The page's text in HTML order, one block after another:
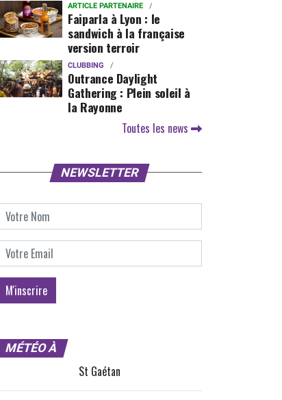
ARTICLE PARTENAIRE
Faiparla à Lyon : le
sandwich à la française
version terroir
CLUBBING
Outrance Daylight
Gathering : Plein soleil à
la Rayonne
Toutes les news
NEWSLETTER
MÉTÉO À
St Gaétan